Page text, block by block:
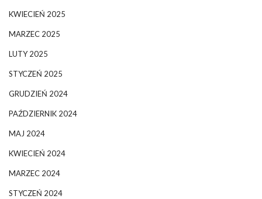
KWIECIEŃ 2025
MARZEC 2025
LUTY 2025
STYCZEŃ 2025
GRUDZIEŃ 2024
PAŹDZIERNIK 2024
MAJ 2024
KWIECIEŃ 2024
MARZEC 2024
STYCZEŃ 2024